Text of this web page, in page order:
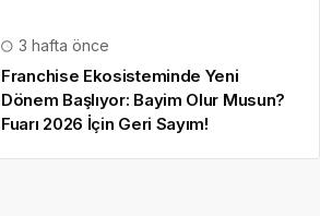
3 hafta önce
Franchise Ekosisteminde Yeni
Dönem Başlıyor: Bayim Olur Musun?
Fuarı 2026 İçin Geri Sayım!